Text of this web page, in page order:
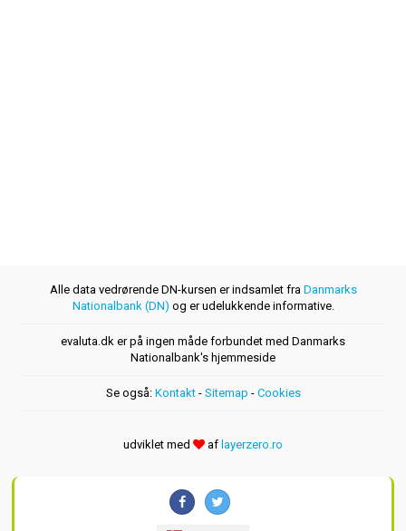
Alle data vedrørende DN-kursen er indsamlet fra Danmarks
Nationalbank (DN) og er udelukkende informative.
evaluta.dk er på ingen måde forbundet med Danmarks
Nationalbank's hjemmeside
Se også: Kontakt- Sitemap - Cookies
udviklet med af layerzero.ro